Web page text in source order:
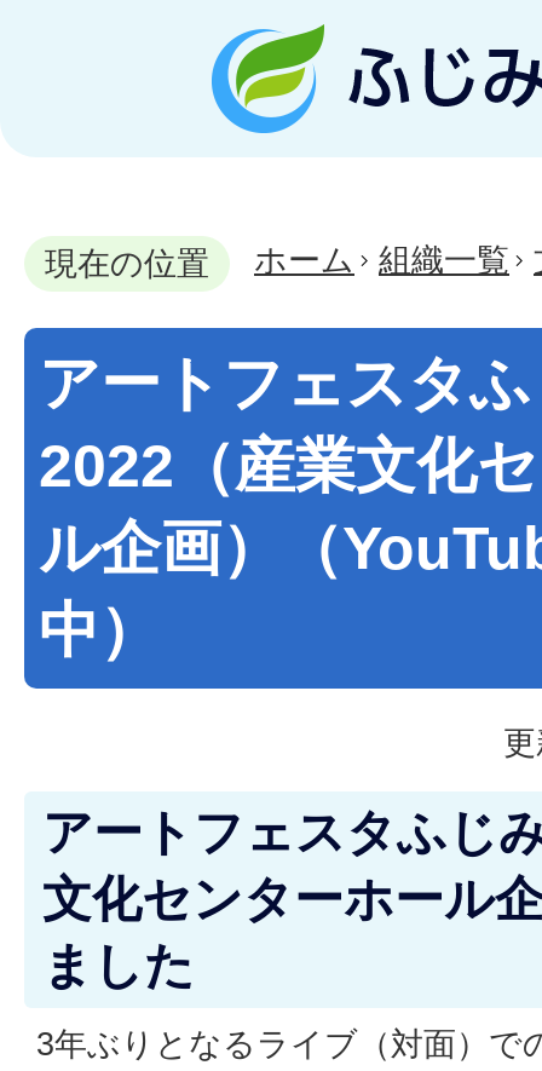
現在の位置 ホーム 組織一覧
アートフェスタ
2022（産業文化
ル企画）（
中）
アートフェスタふじ
文化センターホール
ました
3年ぶりとなるライブ（対面）で